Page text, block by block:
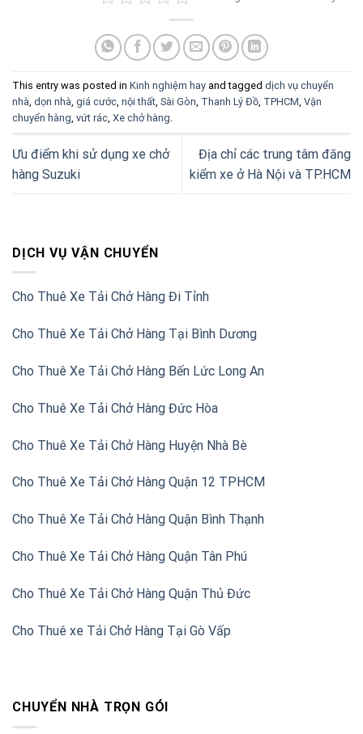
DỊCH VỤ VẬN CHUYỂN
Cho Thuê Xe Tải Chở Hàng Đi Tỉnh
Cho Thuê Xe Tải Chở Hàng Tại Bình Dương
Cho Thuê Xe Tải Chở Hàng Bến Lức Long An
Cho Thuê Xe Tải Chở Hàng Đức Hòa
Cho Thuê Xe Tải Chở Hàng Huyện Nhà Bè
Cho Thuê Xe Tải Chở Hàng Quận 12 TPHCM
Cho Thuê Xe Tải Chở Hàng Quận Bình Thạnh
Cho Thuê Xe Tải Chở Hàng Quận Tân Phú
Cho Thuê Xe Tải Chở Hàng Quận Thủ Đức
Cho Thuê xe Tải Chở Hàng Tại Gò Vấp
CHUYỂN NHÀ TRỌN GÓI
This entry was posted in Kinh nghiệm hay and tagged dịch vụ chuyển
nhà dọn nhà giá cước nội thất Sài Gòn Thanh Lý Đồ TPHCM Vận
chuyển hàng vứt rác Xe chở hàng
Ưu điểm khi sử dụng xe chở
hàng Suzuki
Địa chỉ các trung tâm đăng
kiểm xe ở Hà Nội và TP.HCM